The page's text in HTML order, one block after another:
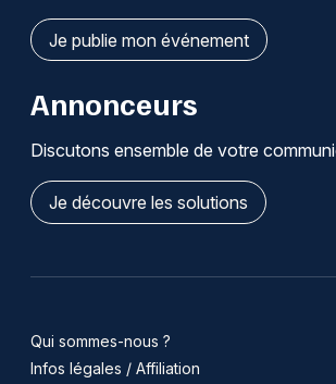
Je publie mon événement
Annonceurs
Discutons ensemble de votre
Je découvre les solutions
Qui sommes-nous ?
Infos légales / Affiliation